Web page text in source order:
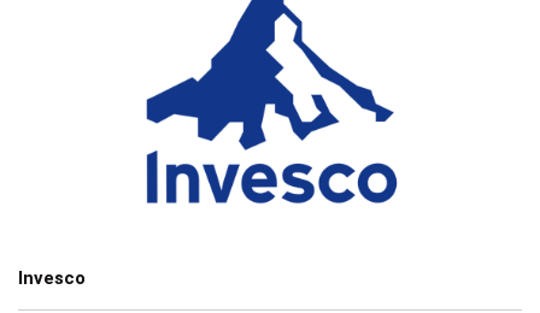
Invesco